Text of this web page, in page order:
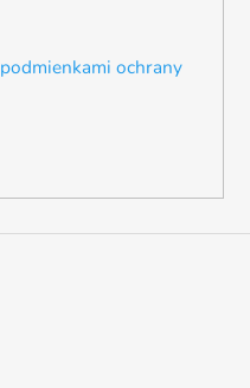
podmienkami ochrany